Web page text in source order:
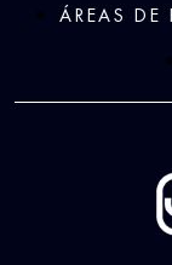
ÁREAS DE